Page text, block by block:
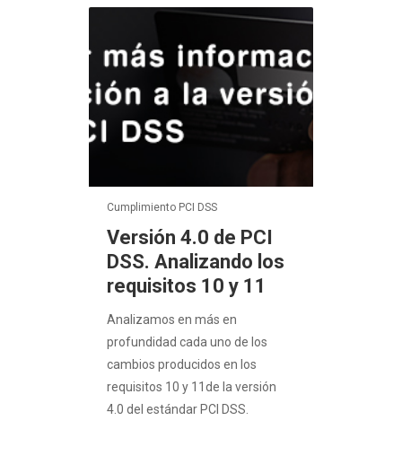
Cumplimiento PCI DSS
Versión 4.0 de PCI
DSS. Analizando los
requisitos 10 y 11
Analizamos en más en
profundidad cada uno de los
cambios producidos en los
requisitos 10 y 11de la versión
4.0 del estándar PCI DSS.